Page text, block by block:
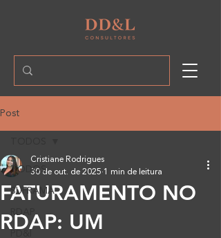
Post
TODOS
SUFRAMA
RDAP
FATURAMENTO NO
RDAP: UM
Cristiane Rodrigues
30 de out. de 2025 1 min de leitura